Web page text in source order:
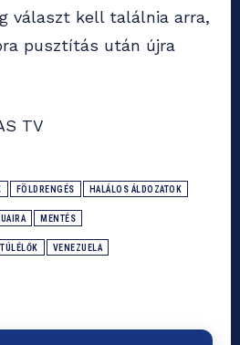
választ kell találnia arra,
pusztítás után újra
TV
FÖLDRENGÉS HALÁLOS ÁLDOZATOK
MENTÉS
TÚLÉLŐK VENEZUELA